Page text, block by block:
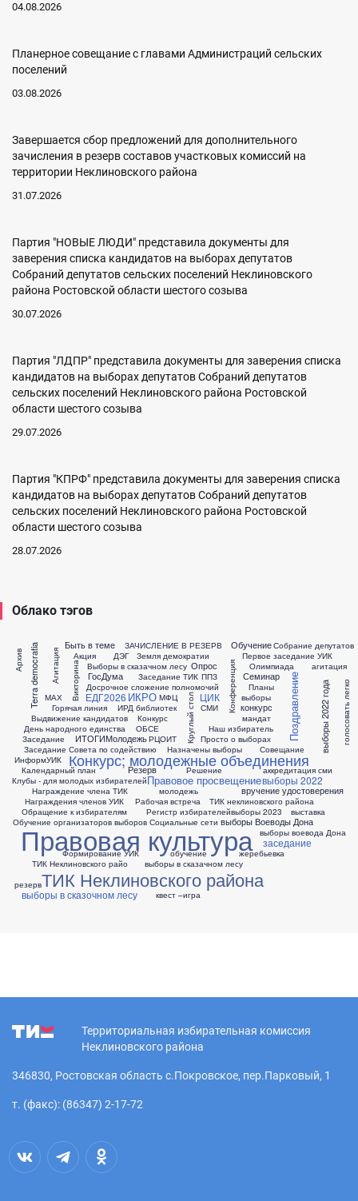
04.08.2026
Планерное совещание с главами Администраций сельских
поселений
03.08.2026
Завершается сбор предложений для дополнительного
зачисления в резерв составов участковых комиссий на
территории Неклиновского района
31.07.2026
Партия "НОВЫЕ ЛЮДИ" представила документы для
заверения списка кандидатов на выборах депутатов
Собраний депутатов сельских поселений Неклиновского
района Ростовской области шестого созыва
30.07.2026
Партия "ЛДПР" представила документы для заверения списка
кандидатов на выборах депутатов Собраний депутатов
сельских поселений Неклиновского района Ростовской
области шестого созыва
29.07.2026
Партия "КПРФ" представила документы для заверения списка
кандидатов на выборах депутатов Собраний депутатов
сельских поселений Неклиновского района Ростовской
области шестого созыва
28.07.2026
Облако тэгов
Terra democratia Агитация Акция
Архив
Быть в теме
Викторина Выборы в сказачном лесу
Выдвижение кандидатов
Горячая линия
ГосДума
ДЭГ
День народного единства
Досрочное сложение полномочий
ЕДГ2026
ЗАЧИСЛЕНИЕ В РЕЗЕРВ
Заседание
Заседание Совета по содействию
Заседание ТИК
Земля демократии
ИКРО
ИРД библиотек
ИТОГИ
ИнформУИК
Календарный план
Клубы - для молодых избирателей
Конкурс
Конкурс; молодежные объединения
Конференция
Круглый стол
МАХ МФЦ
Молодежь
Награждение члена ТИК
Награждения членов УИК
Назначены выборы
Наш избиратель
ОБСЕ
Обращение к избирателям
Обучение
Обучение организаторов выборов
Олимпиада
Опрос
ППЗ
Первое заседание УИК
Планы Поздравление
Правовая культура
Правовое просвещение
Просто о выборах
РЦОИТ
Рабочая встреча
Регистр избирателей
Резерв Решение
СМИ
Семинар
Собрание депутатов
Совещание
Социальные сети
ТИК Неклиновского райо
ТИК Неклиновского района
ТИК неклиновского района
Формирование УИК
ЦИК
агитация
аккредитация сми
вручение удостоверения
выборы
выборы 2022
выборы 2022 года
выборы 2023
выборы Воеводы Дона
выборы в сказачном лесу
выборы в сказочном лесу
выборы воевода Дона
выставка
голосовать легко
жеребьевка
заседание
квест –игра
конкурс
мандат
молодежь
обучение
резерв
Территориальная избирательная комиссия
Неклиновского района
346830, Ростовская область с.Покровское, пер.Парковый, 1
т. (факс): (86347) 2-17-72